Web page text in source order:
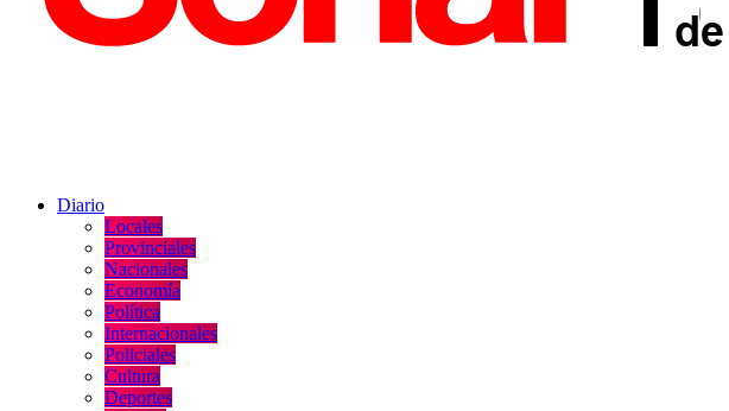
Diario
Locales
Provinciales
Nacionales
Economía
Política
Internacionales
Policiales
Cultura
Deportes